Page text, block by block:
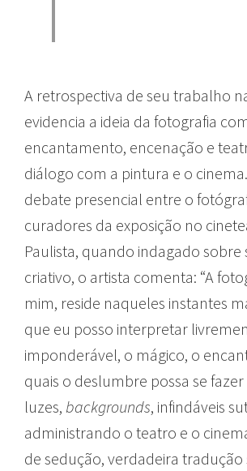
A retrospectiva de seu trabalho
evidencia a ideia da fotografia
encantamento, encenação e
diálogo com a pintura e o
debate presencial entre o
curadores da exposição no
Paulista, quando indagado sobre
criativo, o artista comenta: “A
mim, reside naqueles instantes
que eu posso interpretar
imponderável, o mágico, o
quais o deslumbre possa se
luzes, backgrounds, infindáveis
administrando o teatro e o
de sedução, verdadeira